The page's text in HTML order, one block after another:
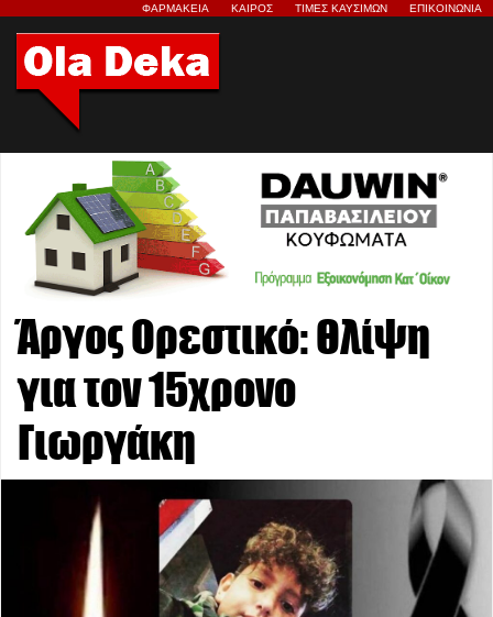
ΦΑΡΜΑΚΕΙΑ ΚΑΙΡΟΣ ΤΙΜΕΣ ΚΑΥΣΙΜΩΝ ΕΠΙΚΟΙΝΩΝΙΑ
Άργος Ορεστικό: Θλίψη
για τον 15χρονο
Γιωργάκη